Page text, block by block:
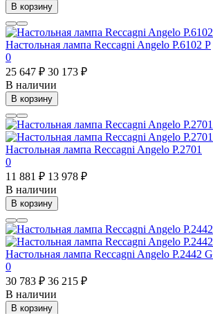
В корзину
Настольная лампа Reccagni Angelo P.6102 P
0
25 647 ₽ 30 173 ₽
В наличии
В корзину
Настольная лампа Reccagni Angelo P.2701
0
11 881 ₽ 13 978 ₽
В наличии
В корзину
Настольная лампа Reccagni Angelo P.2442 G
0
30 783 ₽ 36 215 ₽
В наличии
В корзину